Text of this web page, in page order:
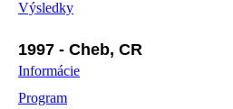
Výsledky
1997 - Cheb, CR
Informácie
Program